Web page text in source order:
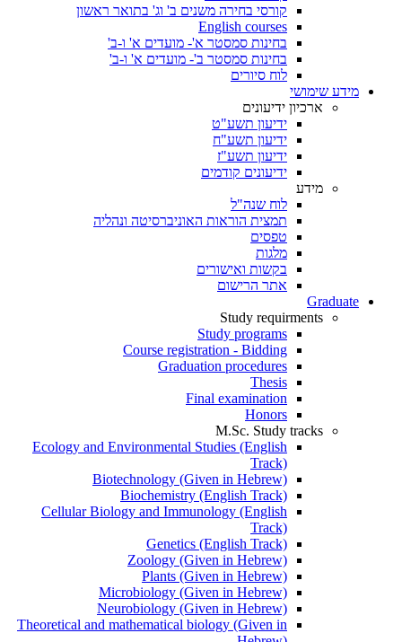
קורסי בחירה משנים ב' וג' בתואר ראשון
English courses
בחינות סמסטר א'- מועדים א' ו-ב'
בחינות סמסטר ב'- מועדים א' ו-ב'
לוח סיורים
מידע שימושי
ארכיון ידיעונים
ידיעון תשע"ט
ידיעון תשע"ח
ידיעון תשע"ז
ידיעונים קודמים
מידע
לוח שנה"ל
תמצית הוראות האוניברסיטה ונהליה
טפסים
מלגות
בקשות ואישורים
אתר הרישום
Graduate
Study requirments
Study programs
Course registration - Bidding
Graduation procedures
Thesis
Final examination
Honors
M.Sc. Study tracks
Ecology and Environmental Studies (English
Track)
Biotechnology (Given in Hebrew)
Biochemistry (English Track)
Cellular Biology and Immunology (English
Track)
Genetics (English Track)
Zoology (Given in Hebrew)
Plants (Given in Hebrew)
Microbiology (Given in Hebrew)
Neurobiology (Given in Hebrew)
Theoretical and mathematical biology (Given in